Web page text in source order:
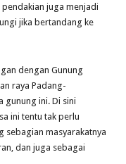
juga menjadi
jika bertandang ke
dengan Gunung
raya Padang-
gunung ini. Di sini
ini tentu tak perlu
sebagian masyarakatnya
dan juga sebagai